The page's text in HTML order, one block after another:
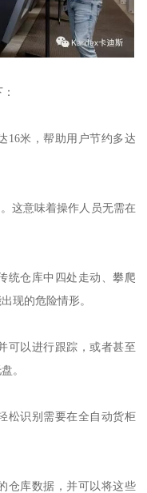
16米，帮助用户节约多达
这意味着操作人员无需在
统仓库中四处走动、攀爬
现的危险情形。
可以进行跟踪，或者甚至
。
松识别需要在全自动货柜
仓库数据，并可以将这些